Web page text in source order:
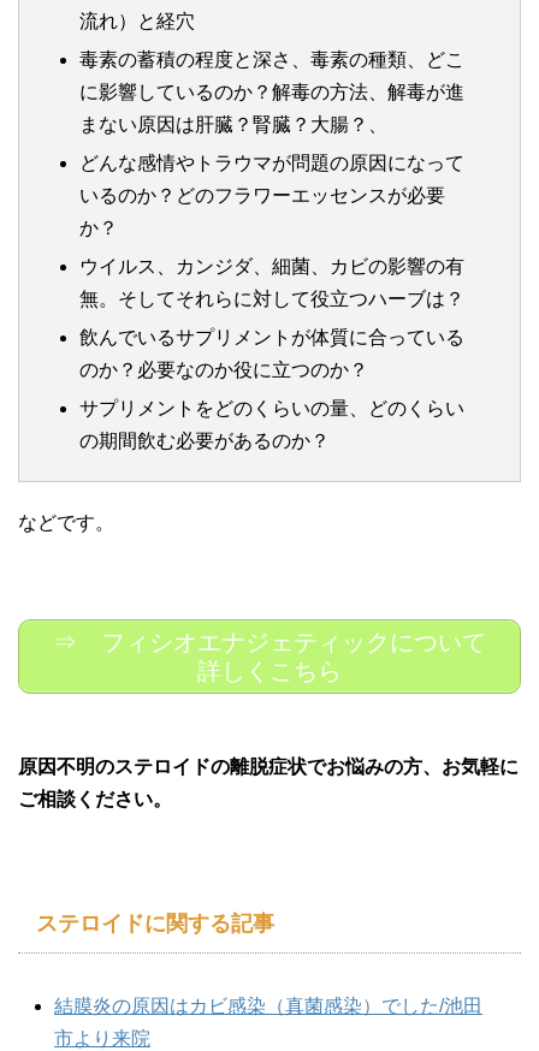
流れ）と経穴
毒素の蓄積の程度と深さ、毒素の種類、どこ
に影響しているのか？解毒の方法、解毒が進
まない原因は肝臓？腎臓？大腸？、
どんな感情やトラウマが問題の原因になって
いるのか？どのフラワーエッセンスが必要
か？
ウイルス、カンジダ、細菌、カビの影響の有
無。そしてそれらに対して役立つハーブは？
飲んでいるサプリメントが体質に合っている
のか？必要なのか役に立つのか？
サプリメントをどのくらいの量、どのくらい
の期間飲む必要があるのか？
などです。
⇒ フィシオエナジェティックについて
詳しくこちら
原因不明のステロイドの離脱症状でお悩みの方、お気軽に
ご相談ください。
ステロイドに関する記事
結膜炎の原因はカビ感染（真菌感染）でした/池田
市より来院